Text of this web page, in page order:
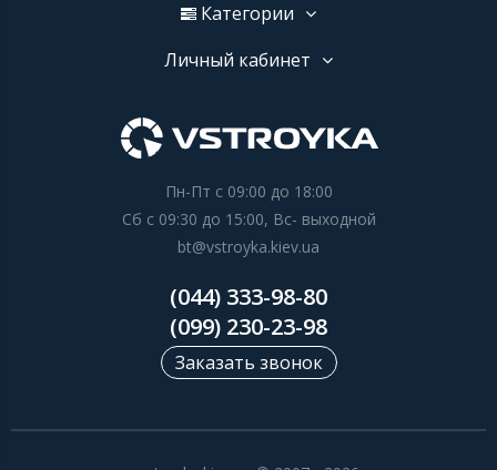
Категории
Личный кабинет
Пн-Пт с 09:00 до 18:00
Сб с 09:30 до 15:00, Вс- выходной
bt@vstroyka.kiev.ua
(044) 333-98-80
(099) 230-23-98
Заказать звонок